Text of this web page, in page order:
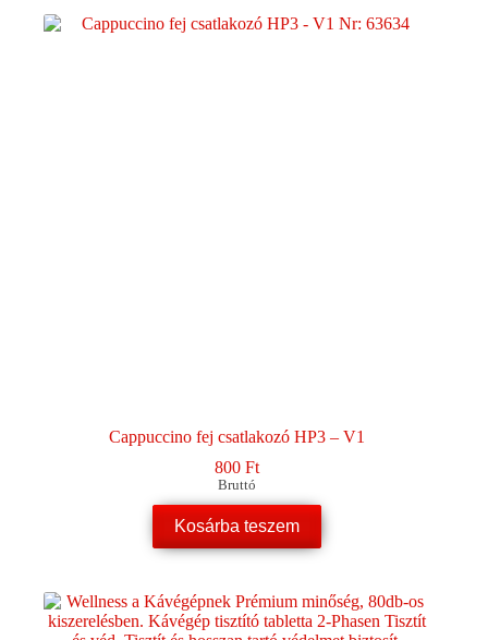
variációja
van.
Cappuccino fej csatlakozó HP3 – V1
800 Ft
Bruttó
Kosárba teszem